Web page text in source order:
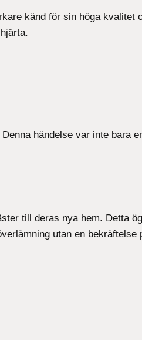
känd för sin höga kvalitet
händelse var inte bara
till deras nya hem. Detta
utan en